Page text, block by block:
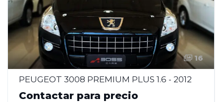
16
PEUGEOT 3008 PREMIUM PLUS 1.6 - 2012
Contactar para precio